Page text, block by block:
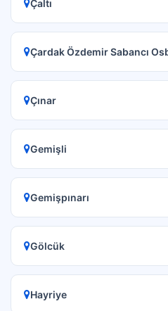
Çaltı
Çardak Özdemir Sabancı
Çınar
Gemişli
Gemişpınarı
Gölcük
Hayriye